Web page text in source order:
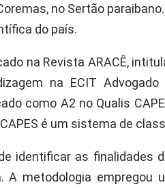
no Sertão
do país.
na Revista ARACÊ,
na ECIT
como A2 no Qualis
é um sistema de
identificar as finalidades
A metodologia empregou